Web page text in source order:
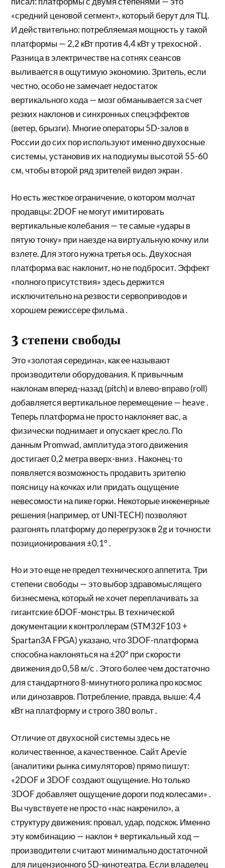
«средний ценовой сегмент», который берут для ТЦ.
И действительно: потребляемая мощность у такой
платформы — 2,2 кВт против 4,4 кВт у трехосной .
Разница в электричестве на сотнях сеансов
выливается в ощутимую экономию. Зритель, если
честно, особо не замечает недостаток
вертикального хода — мозг обманывается за счет
резких наклонов и синхронных спецэффектов
(ветер, брызги). Многие операторы 5D-залов в
России до сих пор используют именно двухосные
системы, установив их на подиумы высотой 55-60
см, чтобы второй ряд зрителей видел экран .
Но есть жесткое ограничение, о котором молчат
продавцы: 2DOF не могут имитировать
вертикальные колебания — те самые «удары в
пятую точку» при наезде на виртуальную кочку или
взлете. Для этого нужна третья ось. Двухосная
платформа вас наклонит, но не подбросит. Эффект
«полного присутствия» здесь держится
исключительно на резвости сервоприводов и
хорошем режиссере фильма .
3 степени свободы
Это «золотая середина», как ее называют
производители оборудования. К привычным
наклонам вперед-назад (pitch) и влево-вправо (roll)
добавляется вертикальное перемещение — heave .
Теперь платформа не просто наклоняет вас, а
физически поднимает и опускает кресло. По
данным Promwad, амплитуда этого движения
достигает 0,2 метра вверх-вниз . Наконец-то
появляется возможность продавить зрителю
поясницу на кочках или придать ощущение
невесомости на пике горки. Некоторые инженерные
решения (например, от UNI-TECH) позволяют
разгонять платформу до перегрузок в 2g и точности
позиционирования ±0,1° .
Но и это еще не предел технического аппетита. Три
степени свободы — это выбор здравомыслящего
бизнесмена, который не хочет переплачивать за
гигантские 6DOF-монстры. В технической
документации к контроллерам (STM32F103 +
Spartan3A FPGA) указано, что 3DOF-платформа
способна наклоняться на ±20° при скорости
движения до 0,58 м/с . Этого более чем достаточно
для стандартного 8-минутного ролика про космос
или динозавров. Потребление, правда, выше: 4,4
кВт на платформу и строго 380 вольт .
Отличие от двухосной системы здесь не
количественное, а качественное. Сайт Apevie
(аналитики рынка симуляторов) прямо пишут:
«2DOF и 3DOF создают ощущение. Но только
3DOF добавляет ощущение дороги под колесами» .
Вы чувствуете не просто «нас накренило», а
структуру движения: провал, удар, подскок. Именно
эту комбинацию — наклон + вертикальный ход —
производители считают минимально достаточной
для лицензионного 5D-кинотеатра. Если владелец